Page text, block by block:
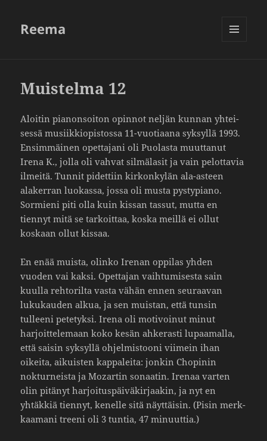
Reema
Muistelma 12
Aloitin pianon­soiton opinnot neljän kunnan yhtei­
sessä musiik­kio­pis­tossa 11-vuoti­aana syksyllä 1993.
Ensim­mäinen opet­ta­jani oli Puolasta muut­tanut
Irena K., jolla oli vahvat silmä­lasit ja vain pelot­tavia
ilmeitä. Tunnit pidet­tiin kirkon­kylän ala-asteen
alakerran luokassa, jossa oli musta pysty­piano.
Sormieni piti olla kuin kissan tassut, mutta en
tiennyt mitä se tarkoittaa, koska meillä ei ollut
koskaan ollut kissaa.
En enää muista, olinko Irenan oppilas yhden
vuoden vai kaksi. Opet­tajan vaih­tu­mi­sesta sain
kuulla rehto­rilta vasta vähän ennen seuraavan
luku­kauden alkua, ja sen muistan, että tunsin
tulleeni pete­tyksi. Irena oli moti­voinut minut
harjoit­te­le­maan koko kesän ahke­rasti lupaa­malla,
että saisin syksyllä ohjel­mis­tooni viimein ihan
oikeita, aikuisten kappa­leita: jonkin Chopinin
noktur­neista ja Mozartin sonaatin. Irenaa varten
olin pitänyt harjoi­tus­päi­vä­kir­jaakin, ja nyt en
yhtäkkiä tiennyt, kenelle sitä näyt­täisin. (Pisin merk­
kaa­mani treeni oli 3 tuntia, 47 minuuttia.)